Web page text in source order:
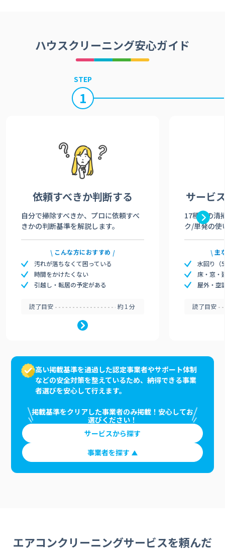
ハウスクリーニング安心ガイド
STEP
1
依頼すべきか判断する
自分で掃除すべきか、プロに依頼すべ
きかの判断基準を解説します。
こんな方におすすめ
汚れが落ちなくて困っている
時間をかけたくない
引越し・転居の予定がある
読了目安 約1分
サービ
17種類の清
ク/単発の使
主
水回り（
床・窓・
屋外・空
読了目安
高い掲載基準を通過した認定事業者やサポート体制
などの安全対策を整えているため、納得できる事業
者選びを安心して行えます。
掲載基準をクリアした事業者のみ掲載！安心してお
選びください！
サービスから探す
事業者を探す
エアコンクリーニングサービスを頼んだ